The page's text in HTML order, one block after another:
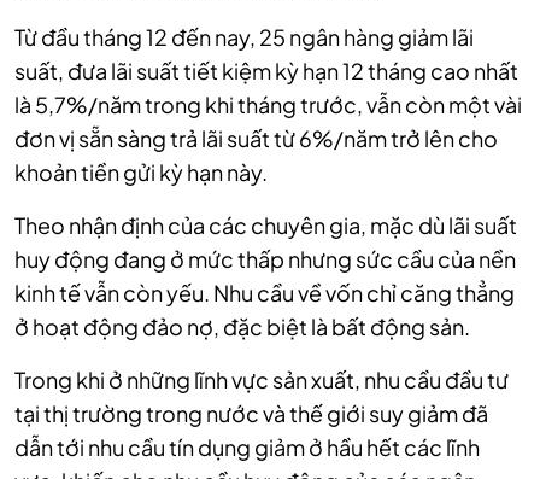
Từ đầu tháng 12 đến nay, 25 ngân hàng giảm lãi
suất, đưa lãi suất tiết kiệm kỳ hạn 12 tháng cao nhất
là 5,7%/năm trong khi tháng trước, vẫn còn một vài
đơn vị sẵn sàng trả lãi suất từ 6%/năm trở lên cho
khoản tiền gửi kỳ hạn này.
Theo nhận định của các chuyên gia, mặc dù lãi suất
huy động đang ở mức thấp nhưng sức cầu của nền
kinh tế vẫn còn yếu. Nhu cầu về vốn chỉ căng thẳng
ở hoạt động đảo nợ, đặc biệt là bất động sản.
Trong khi ở những lĩnh vực sản xuất, nhu cầu đầu tư
tại thị trường trong nước và thế giới suy giảm đã
dẫn tới nhu cầu tín dụng giảm ở hầu hết các lĩnh